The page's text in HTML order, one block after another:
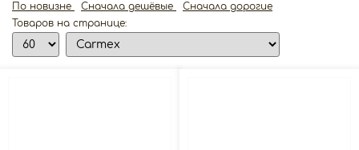
По новизне Сначала дешёвые
Сначала дорогие
Товаров на странице: